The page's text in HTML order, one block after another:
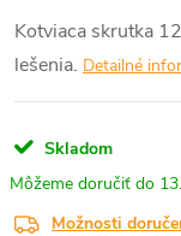
Kotviaca skrutka
lešenia. Detailné
Skladom
Možnosti